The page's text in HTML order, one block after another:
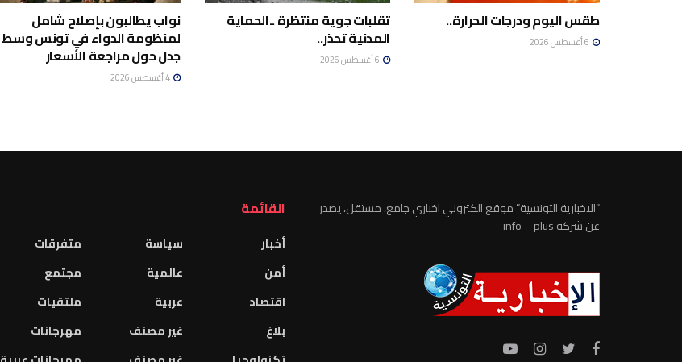
طقس اليوم ودرجات الحرارة.. تقلبات جوية منتظرة ..الحماية
المدنية تحذر..
نواب يطالبون بإصلاح شامل
لمنظومة الدواء في تونس وسط
جدل حول مراجعة الأسعار
“الاخبارية التونسية” موقع الكتروني اخباري جامع، مستقل، يصدر
عن شركة info – plus
القائمة
أخبار
أمن
اقتصاد
بلاغ
سياسة
عالمية
عربية
غير مصنف
متفرقات
مجتمع
ملتقيات
مهرجانات